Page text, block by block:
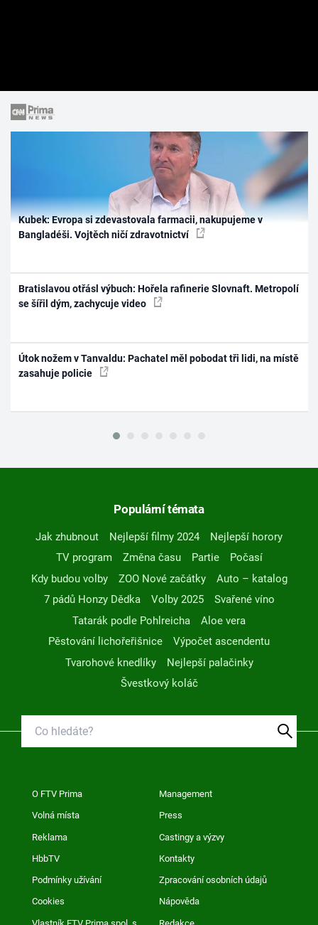
Kubek: Evropa si zdevastovala farmacii, nakupujeme v
Bangladéši. Vojtěch ničí zdravotnictví
Bratislavou otřásl výbuch: Hořela rafinerie Slovnaft. Metropolí
se šířil dým, zachycuje video
Útok nožem v Tanvaldu: Pachatel měl pobodat tři lidi, na místě
zasahuje policie
Populární témata
Jak zhubnout Nejlepší filmy 2024
Nejlepší horory
TV program
Změna času Partie
Počasí
Kdy budou volby
ZOO Nové začátky
Auto – katalog
7 pádů Honzy Dědka
Volby 2025
Svařené víno
Tatarák podle Pohlreicha
Aloe vera
Pěstování lichořeřišnice
Výpočet ascendentu
Tvarohové knedlíky
Nejlepší palačinky
Švestkový koláč
O FTV Prima Management
Volná místa Press
Reklama Castingy a výzvy
HbbTV Kontakty
Podmínky užívání Zpracování osobních údajů
Cookies Nápověda